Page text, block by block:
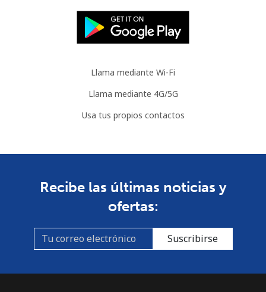
Llama mediante Wi-Fi
Llama mediante 4G/5G
Usa tus propios contactos
Recibe las últimas noticias y
ofertas:
Suscribirse